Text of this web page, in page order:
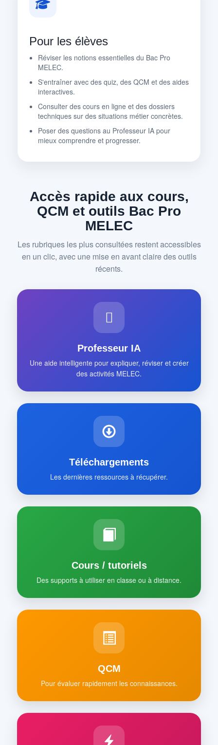
Pour les élèves
Réviser les notions essentielles du Bac Pro
MELEC.
S'entraîner avec des quiz, des QCM et des aides
interactives.
Consulter des cours en ligne et des dossiers
techniques sur des situations métier concrètes.
Poser des questions au Professeur IA pour
mieux comprendre et progresser.
Accès rapide aux cours,
QCM et outils Bac Pro
MELEC
Les rubriques les plus consultées restent accessibles
en un clic, avec une mise en avant claire des outils
récents.
Professeur IA
Une aide intelligente pour expliquer, réviser et créer
des activités MELEC.
Téléchargements
Les dernières ressources à récupérer.
Cours / tutoriels
Des supports à utiliser en classe ou à distance.
QCM
Pour évaluer rapidement les connaissances.